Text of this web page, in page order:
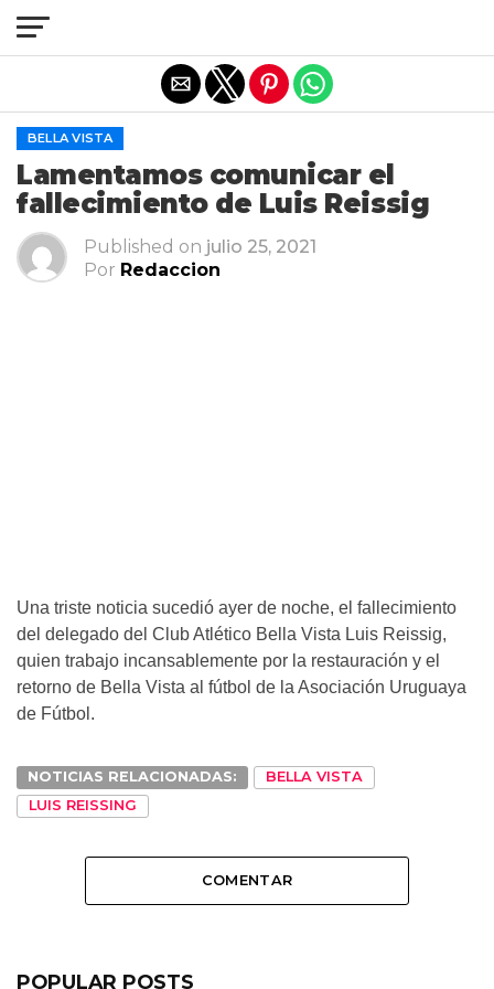
BELLA VISTA
Lamentamos comunicar el
fallecimiento de Luis Reissig
Published on julio 25, 2021
Por Redaccion
Una triste noticia sucedió ayer de noche, el fallecimiento
del delegado del Club Atlético Bella Vista Luis Reissig,
quien trabajo incansablemente por la restauración y el
retorno de Bella Vista al fútbol de la Asociación Uruguaya
de Fútbol.
NOTICIAS RELACIONADAS:
BELLA VISTA
LUIS REISSING
COMENTAR
POPULAR POSTS